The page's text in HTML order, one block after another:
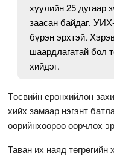
хуулийн 25 дугаар
заасан байдаг.
бүрэн эрхтэй.
шаардлагатай бол
хийдэг.
Төсвийн ерөнхийлөн
хийх замаар нэгэнт
өөрийнхөөрөө өөрчлөх
Таван их наяд